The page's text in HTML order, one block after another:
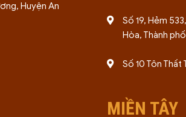
Huyện An
Số 19, Hẻm
Hòa, Thành
Số 10 Tôn Thất
MIỀN TÂY